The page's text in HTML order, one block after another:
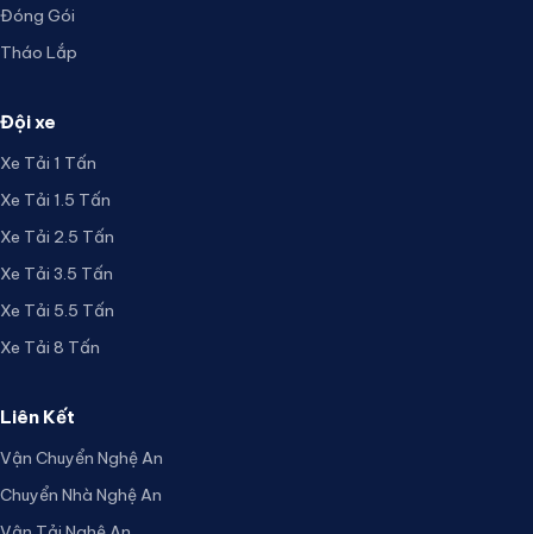
Đóng Gói
Tháo Lắp
Đội xe
Xe Tải 1 Tấn
Xe Tải 1.5 Tấn
Xe Tải 2.5 Tấn
Xe Tải 3.5 Tấn
Xe Tải 5.5 Tấn
Xe Tải 8 Tấn
Liên Kết
Vận Chuyển Nghệ An
Chuyển Nhà Nghệ An